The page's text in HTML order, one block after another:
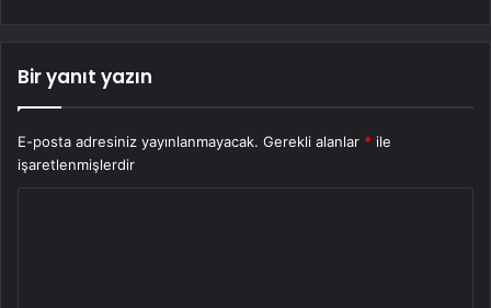
Bir yanıt yazın
E-posta adresiniz yayınlanmayacak. Gerekli alanlar * ile
işaretlenmişlerdir